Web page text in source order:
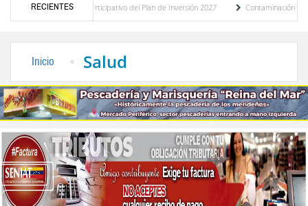
RECIENTES
presupuesto participativo del Plan de Inversión 2027
Contaminación y
Inicio Salud